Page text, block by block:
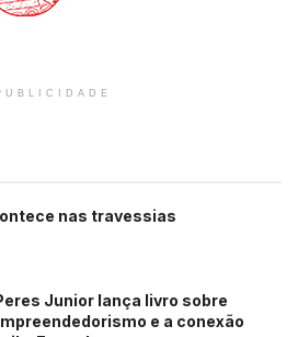
nas travessias
Junior lança livro sobre
e a conexão